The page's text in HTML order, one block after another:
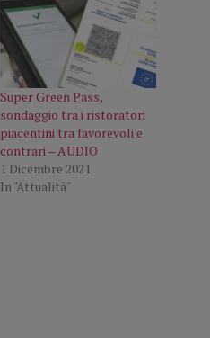
Super Green Pass,
sondaggio tra i ristoratori
piacentini tra favorevoli e
contrari – AUDIO
1 Dicembre 2021
In "Attualità"